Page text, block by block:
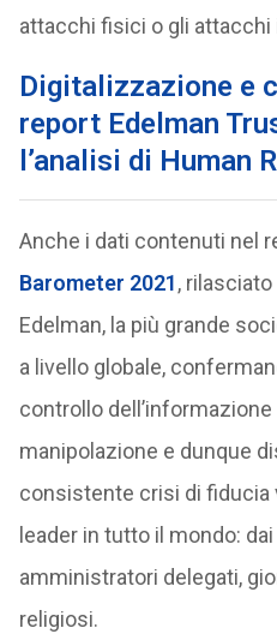
attacchi fisici o gli
Digitalizzazione e
report Edelman
l’analisi di Human
Anche i dati contenuti nel
Barometer 2021, rilasciato
Edelman, la più grande
a livello globale,
controllo
manipolazione e dunque
consistente crisi di fiducia
leader in tutto il mondo:
amministratori delegati,
religiosi.